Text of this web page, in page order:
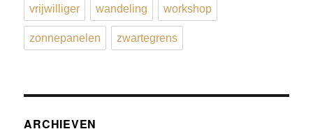
vrijwilliger wandeling workshop
zonnepanelen zwartegrens
ARCHIEVEN